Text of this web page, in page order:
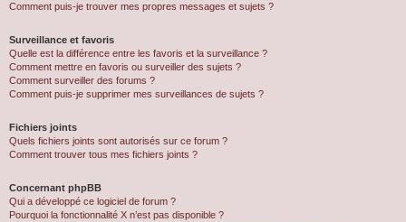
Comment puis-je trouver mes propres messages et sujets ?
Surveillance et favoris
Quelle est la différence entre les favoris et la surveillance ?
Comment mettre en favoris ou surveiller des sujets ?
Comment surveiller des forums ?
Comment puis-je supprimer mes surveillances de sujets ?
Fichiers joints
Quels fichiers joints sont autorisés sur ce forum ?
Comment trouver tous mes fichiers joints ?
Concernant phpBB
Qui a développé ce logiciel de forum ?
Pourquoi la fonctionnalité X n’est pas disponible ?